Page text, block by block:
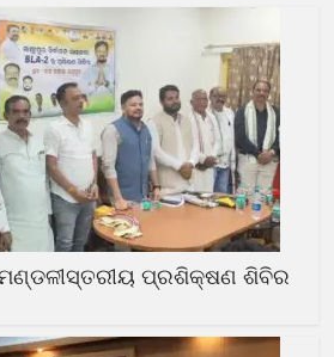
ମଣ୍ଡଳୀସ୍ତରୀୟ ପ୍ରଶିକ୍ଷଣ ଶିବିର